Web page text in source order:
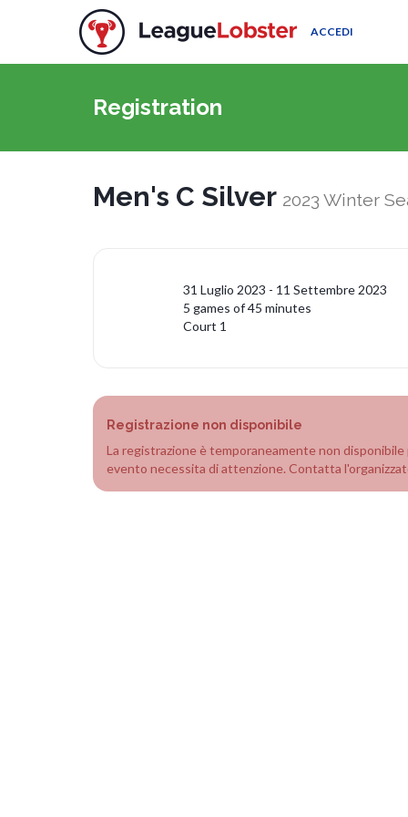
ACCEDI
Registration
Men's C Silver 2023 Winter
31 Luglio 2023 - 11 Settembre 2023
5 games of 45 minutes
Court 1
Registrazione non disponibile
La registrazione è temporaneamente non
evento necessita di attenzione. Contatta